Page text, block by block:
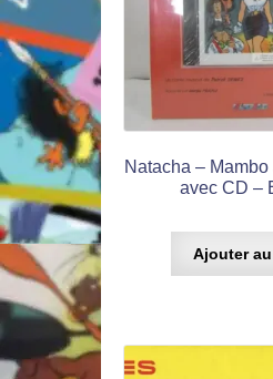
Natacha –
avec CD –
Ajouter